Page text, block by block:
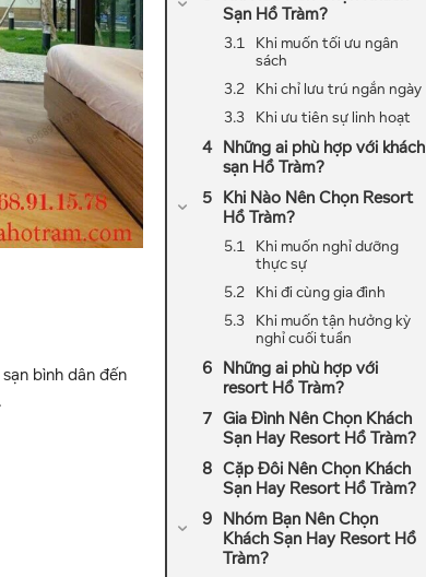
Sạn Hồ Tràm?
Khi muốn tối ưu ngân
sách
Khi chỉ lưu trú ngắn ngày
Khi ưu tiên sự linh hoạt
Những ai phù hợp với khách
sạn Hồ Tràm?
Khi Nào Nên Chọn Resort
Hồ Tràm?
Khi muốn nghỉ dưỡng
thực sự
Khi đi cùng gia đình
Khi muốn tận hưởng kỳ
nghỉ cuối tuần
Những ai phù hợp với
resort Hồ Tràm?
Gia Đình Nên Chọn Khách
Sạn Hay Resort Hồ Tràm?
Cặp Đôi Nên Chọn Khách
Sạn Hay Resort Hồ Tràm?
Nhóm Bạn Nên Chọn
Khách Sạn Hay Resort Hồ
Tràm?
bình dân đến